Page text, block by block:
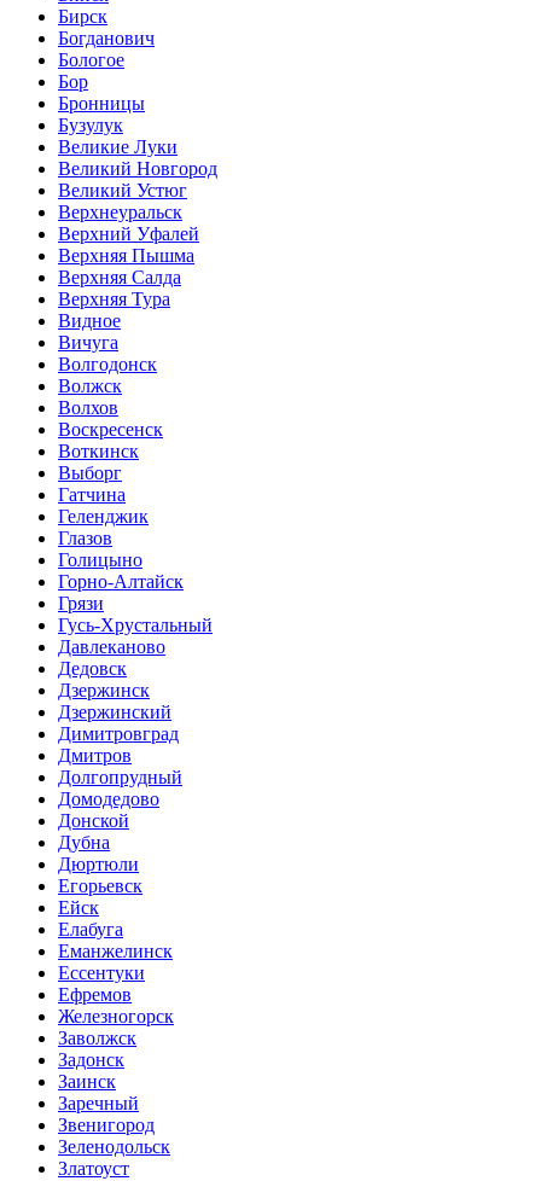
Бирск
Богданович
Бологое
Бор
Бронницы
Бузулук
Великие Луки
Великий Новгород
Великий Устюг
Верхнеуральск
Верхний Уфалей
Верхняя Пышма
Верхняя Салда
Верхняя Тура
Видное
Вичуга
Волгодонск
Волжск
Волхов
Воскресенск
Воткинск
Выборг
Гатчина
Геленджик
Глазов
Голицыно
Горно-Алтайск
Грязи
Гусь-Хрустальный
Давлеканово
Дедовск
Дзержинск
Дзержинский
Димитровград
Дмитров
Долгопрудный
Домодедово
Донской
Дубна
Дюртюли
Егорьевск
Ейск
Елабуга
Еманжелинск
Ессентуки
Ефремов
Железногорск
Заволжск
Задонск
Заинск
Заречный
Звенигород
Зеленодольск
Златоуст